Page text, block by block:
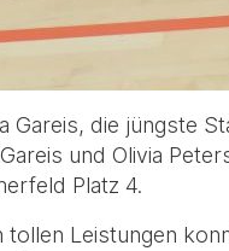
Gareis, die jüngste
und Olivia
Platz 4.
tollen Leistungen